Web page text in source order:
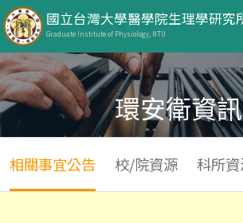
國立台灣大學醫學院生理學研究
Graduate Institute of Physiology, NTU
環安衛資訊
相關事宜公告 校/院資源 科所